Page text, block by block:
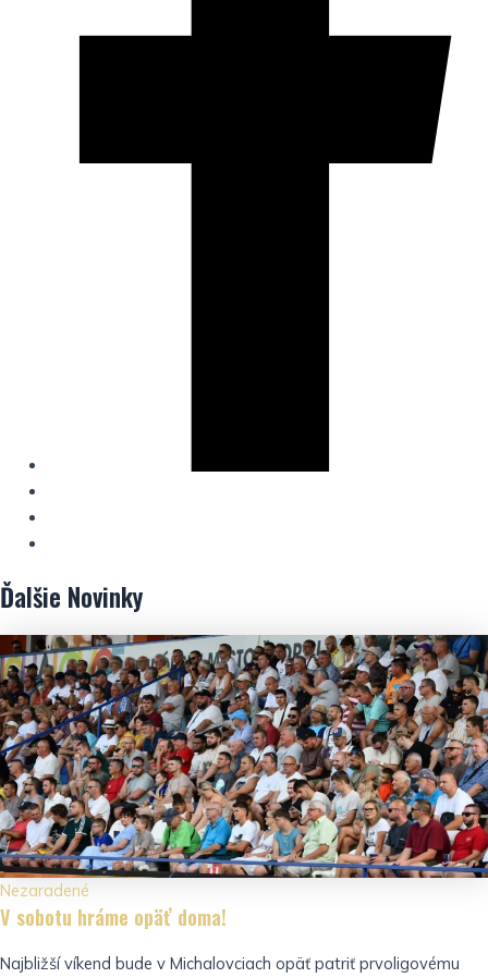
Ďalšie Novinky
Nezaradené
V sobotu hráme opäť doma!
Najbližší víkend bude v Michalovciach opäť patriť prvoligovému